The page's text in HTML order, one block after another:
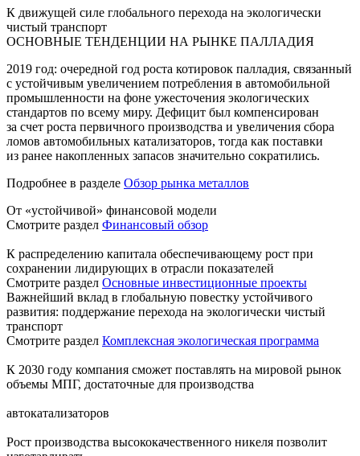
К движущей силе глобального перехода на экологически
чистый транспорт
ОСНОВНЫЕ ТЕНДЕНЦИИ НА РЫНКЕ ПАЛЛАДИЯ
2019 год: очередной год роста котировок палладия, связанный
с устойчивым увеличением потребления в автомобильной
промышленности на фоне ужесточения экологических
стандартов по всему миру. Дефицит был компенсирован
за счет роста первичного производства и увеличения сбора
ломов автомобильных катализаторов, тогда как поставки
из ранее накопленных запасов значительно сократились.
Подробнее в разделе Обзор рынка металлов
От «устойчивой» финансовой модели
Смотрите раздел Финансовый обзор
К распределению капитала обеспечивающему рост при
сохранении лидирующих в отрасли показателей
Смотрите раздел Основные инвестиционные проекты
Важнейший вклад в глобальную повестку устойчивого
развития: поддержание перехода на экологически чистый
транспорт
Смотрите раздел Комплексная экологическая программа
К 2030 году компания сможет поставлять на мировой рынок
объемы МПГ, достаточные для производства
автокатализаторов
Рост производства высококачественного никеля позволит